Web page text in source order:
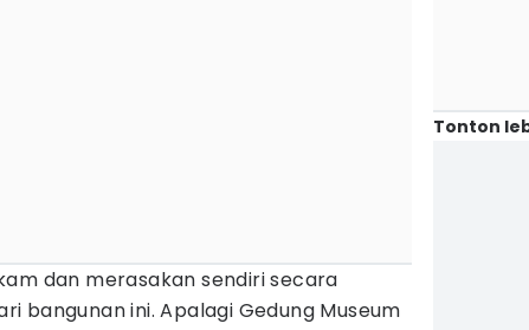
dan merasakan sendiri secara
bangunan ini. Apalagi Gedung Museum
Tonton